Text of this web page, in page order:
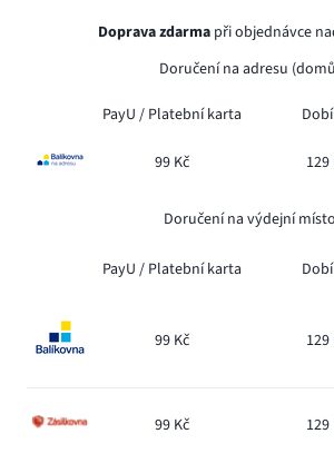
Doprava zdarma při objednávce
Doručení na adresu
PayU / Platební karta
99 Kč 129
Doručení na výdejní místo
PayU / Platební karta
99 Kč 129
99 Kč 129